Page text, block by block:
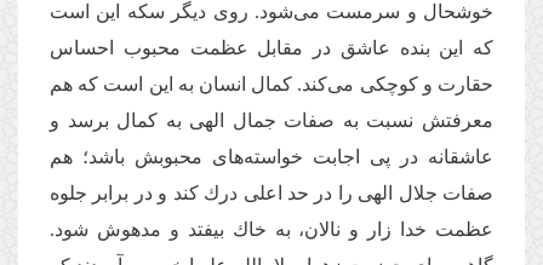
خوشحال و سرمست می‌شود. روی دیگر سکه این است
که این بنده عاشق در مقابل عظمت محبوب احساس
حقارت و کوچکی می‌کند. کمال انسان به این است كه هم
معرفتش نسبت به صفات جمال الهی به كمال برسد و
عاشقانه در پی اجابت خواسته‌های محبوبش باشد؛ هم
صفات جلال الهی را در حد اعلی درك كند و در برابر جلوه
عظمت خدا زار و نالان، به خاك بیفتد و مدهوش شود.